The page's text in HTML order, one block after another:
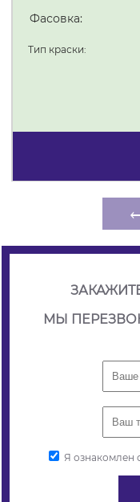
Фасовка:
Тип краски:
МЫ
Я ознакомлен